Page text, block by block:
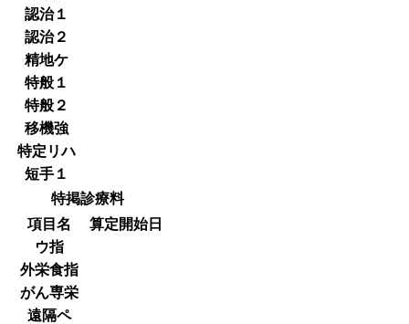
認治１
認治２
精地ケ
特般１
特般２
移機強
特定リハ
短手１
特掲診療料
項目名
算定開始日
ウ指
外栄食指
がん専栄
遠隔ペ